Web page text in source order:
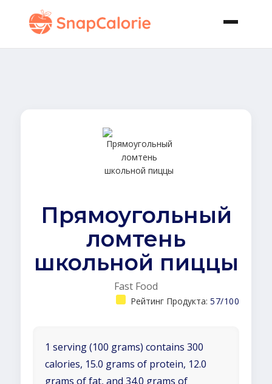
Прямоугольный
ломтень
школьной пиццы
Fast Food
Рейтинг Продукта: 57/100
1 serving (100 grams) contains 300
calories, 15.0 grams of protein, 12.0
grams of fat, and 34.0 grams of